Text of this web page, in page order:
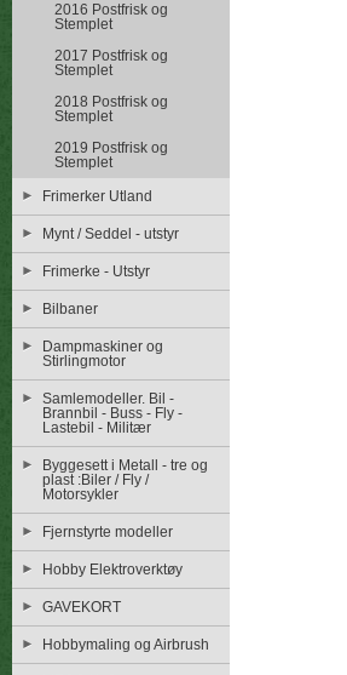
2016 Postfrisk og
Stemplet
2017 Postfrisk og
Stemplet
2018 Postfrisk og
Stemplet
2019 Postfrisk og
Stemplet
Frimerker Utland
Mynt / Seddel - utstyr
Frimerke - Utstyr
Bilbaner
Dampmaskiner og
Stirlingmotor
Samlemodeller. Bil -
Brannbil - Buss - Fly -
Lastebil - Militær
Byggesett i Metall - tre og
plast :Biler / Fly /
Motorsykler
Fjernstyrte modeller
Hobby Elektroverktøy
GAVEKORT
Hobbymaling og Airbrush